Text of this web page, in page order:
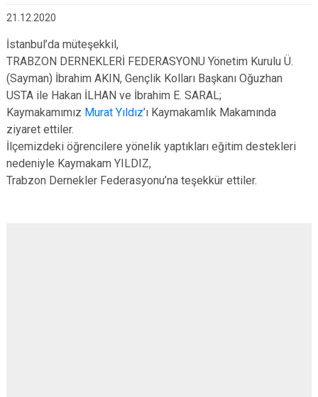
Çaykara
Düzköy
Hayrat
Yomra
Ortahisar
21.12.2020
İstanbul’da müteşekkil,
TRABZON DERNEKLERİ FEDERASYONU Yönetim Kurulu Ü.
(Sayman) İbrahim AKIN, Gençlik Kolları Başkanı Oğuzhan
USTA ile Hakan İLHAN ve İbrahim E. SARAL;
Kaymakamımız Murat Yıldız’ı Kaymakamlık Makamında
ziyaret ettiler.
İlçemizdeki öğrencilere yönelik yaptıkları eğitim destekleri
nedeniyle Kaymakam YILDIZ,
Trabzon Dernekler Federasyonu’na teşekkür ettiler.